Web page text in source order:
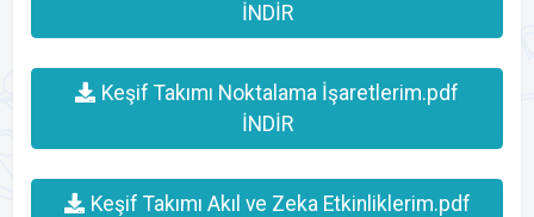
İNDİR
Keşif Takımı Noktalama İşaretlerim.pdf
İNDİR
Keşif Takımı Akıl ve Zeka Etkinliklerim.pdf